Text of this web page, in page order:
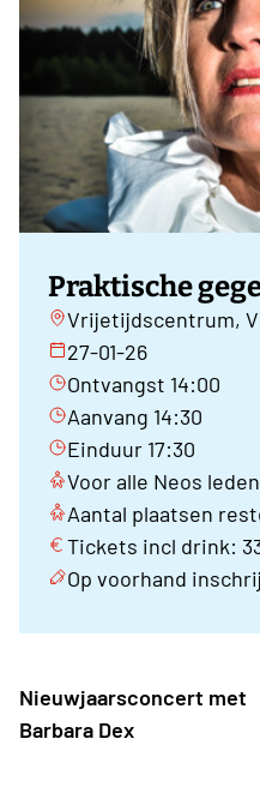
Praktische
Vrijetijdscentrum,
27-01-26
Ontvangst 14:00
Aanvang 14:30
Einduur 17:30
Voor alle Neos leden
Aantal plaatsen
Tickets incl drink:
Op voorhand
Nieuwjaarsconcert met
Barbara Dex